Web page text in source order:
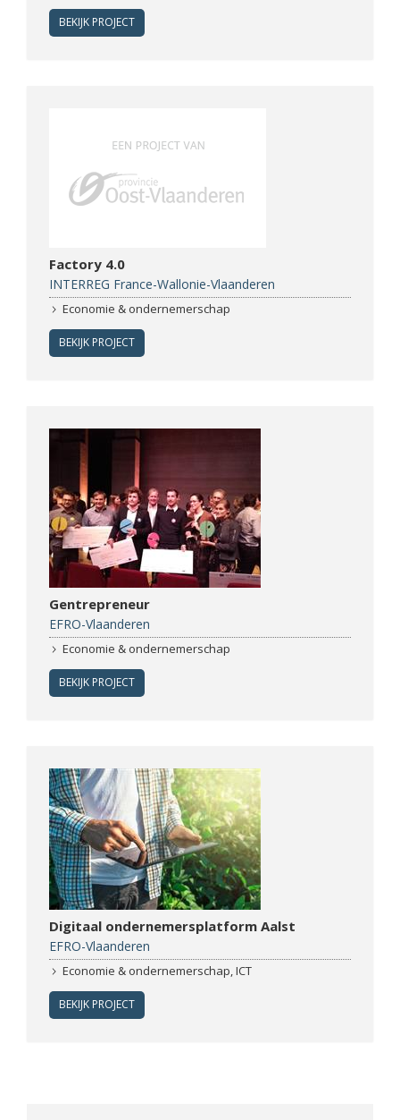
BEKIJK PROJECT
Factory 4.0
INTERREG France-Wallonie-Vlaanderen
Economie & ondernemerschap
BEKIJK PROJECT
Gentrepreneur
EFRO-Vlaanderen
Economie & ondernemerschap
BEKIJK PROJECT
Digitaal ondernemersplatform Aalst
EFRO-Vlaanderen
Economie & ondernemerschap, ICT
BEKIJK PROJECT